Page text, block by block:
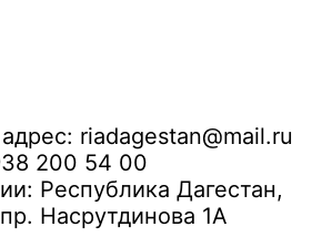
riadagestan@mail.ru
200 54 00
Республика Дагестан,
Насрутдинова 1А